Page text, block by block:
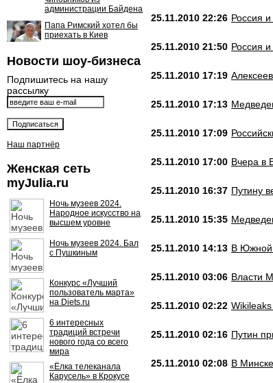
администрации Байдена
Папа Римский хотел бы
приехать в Киев
Новости шоу-бизнеса
Подпишитесь на нашу
рассылку
Наш партнёр
Женская сеть
myJulia.ru
Ночь музеев 2024.
Народное искусство на
высшем уровне
Ночь музеев 2024. Бал
с Пушкиным
Конкурс «Лучший
пользователь марта»
на Diets.ru
6 интересных
традиций встречи
нового года со всего
мира
«Ёлка телеканала
Карусель» в Крокусе
25.11.2010 22:26 Россия
25.11.2010 21:50 Россия
25.11.2010 17:19
25.11.2010 17:13
25.11.2010 17:09
25.11.2010 17:00 Вчера в
25.11.2010 16:37 Путину
25.11.2010 15:35
25.11.2010 14:13 В Южной
25.11.2010 03:06 Власти
25.11.2010 02:22
25.11.2010 02:16 Путин
25.11.2010 02:08 В